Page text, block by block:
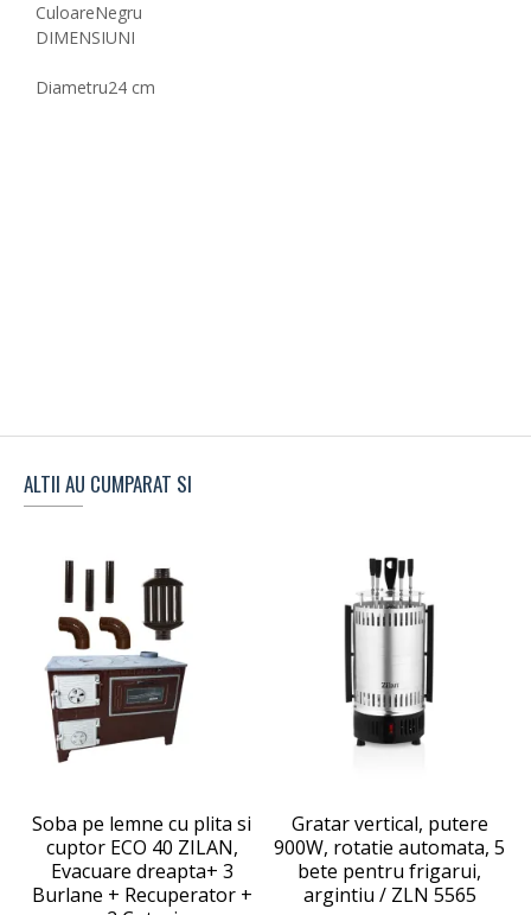
CuloareNegru
DIMENSIUNI
Diametru24 cm
ALTII AU CUMPARAT SI
Soba pe lemne cu plita si
cuptor ECO 40 ZILAN,
Evacuare dreapta+ 3
Burlane + Recuperator +
Gratar vertical, putere
900W, rotatie automata, 5
bete pentru frigarui,
argintiu / ZLN 5565